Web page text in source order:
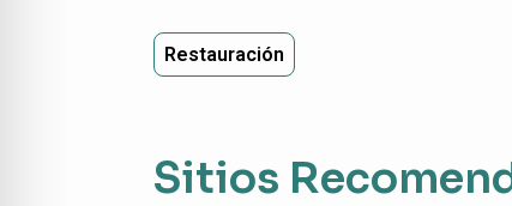
Restauración
Sitios